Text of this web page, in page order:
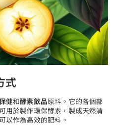
式
健和酵素飲品原料。它的各個部
用於製作環保酵素，製成天然清
以作為高效的肥料。